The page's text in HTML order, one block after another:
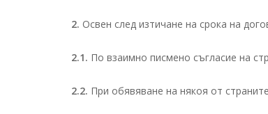
2. Освен след изтичане на срока на
2.1. По взаимно писмено съгласие на
2.2. При обявяване на някоя от